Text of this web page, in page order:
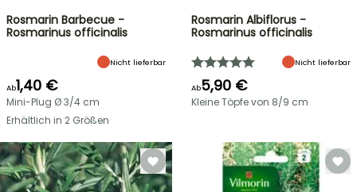
Rosmarin Barbecue -
Rosmarinus officinalis
Nicht lieferbar
Ab1,40 €
Mini-Plug Ø 3/4 cm
Erhältlich in 2 Größen
Rosmarin Albiflorus -
Rosmarinus officinalis
Nicht lieferbar
Ab5,90 €
Kleine Töpfe von 8/9 cm